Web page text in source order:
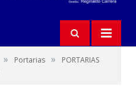
» Portarias »
PORTARIAS